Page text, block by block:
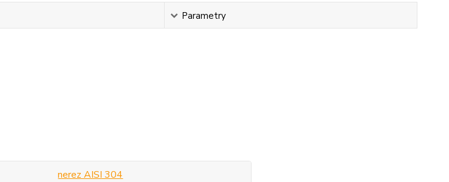
Parametry
nerez AISI 304